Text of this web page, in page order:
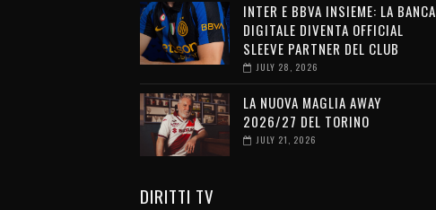
INTER E BBVA INSIEME: LA BANCA
DIGITALE DIVENTA OFFICIAL
SLEEVE PARTNER DEL CLUB
JULY 28, 2026
LA NUOVA MAGLIA AWAY
2026/27 DEL TORINO
JULY 21, 2026
DIRITTI TV